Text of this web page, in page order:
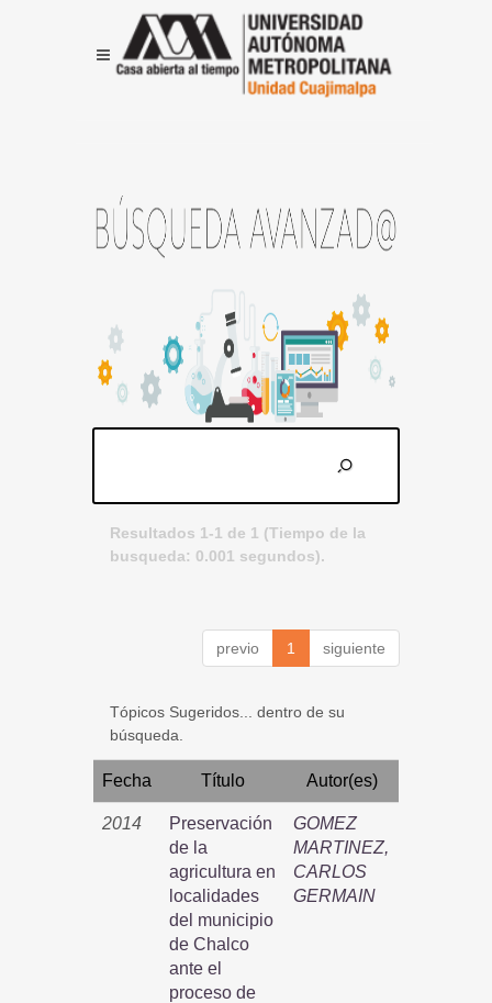
Resultados 1-1 de 1 (Tiempo de la
busqueda: 0.001 segundos).
previo 1 siguiente
Tópicos Sugeridos... dentro de su
búsqueda.
Fecha Título Autor(es)
2014
Preservación
de la
agricultura en
localidades
del municipio
de Chalco
ante el
proceso de
GOMEZ
MARTINEZ,
CARLOS
GERMAIN